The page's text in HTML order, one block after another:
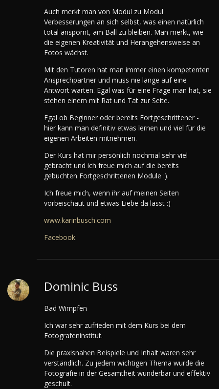
Auch merkt man von Modul zu Modul
Verbesserungen an sich selbst, was einen natürlich
total anspornt, am Ball zu bleiben. Man merkt, wie
die eigenen Kreativität und Herangehensweise an
Fotos wächst.
Mit den Tutoren hat man immer einen kompetenten
Ansprechpartner und muss nie lange auf eine
Antwort warten. Egal was für eine Frage man hat, sie
stehen einem mit Rat und Tat zur Seite.
Egal ob Beginner oder bereits Fortgeschrittener -
hier kann man definitiv etwas lernen und viel für die
eigenen Arbeiten mitnehmen.
Der Kurs hat mir persönlich nochmal sehr viel
gebracht und ich freue mich auf die bereits
gebuchten Fortgeschrittenen Module :).
Ich freue mich, wenn ihr auf meinen Seiten
vorbeischaut und etwas Liebe da lasst :)
www.karinbusch.com
Facebook
Dominic Buss
Bad Wimpfen
Ich war sehr zufrieden mit dem Kurs bei dem
Fotografeninstitut.
Die praxisnahen Beispiele und Inhalt waren sehr
verständlich. Zu jedem wichtigen Thema wurde die
Fotografie in der Gesamtheit wunderbar und effektiv
geschult.